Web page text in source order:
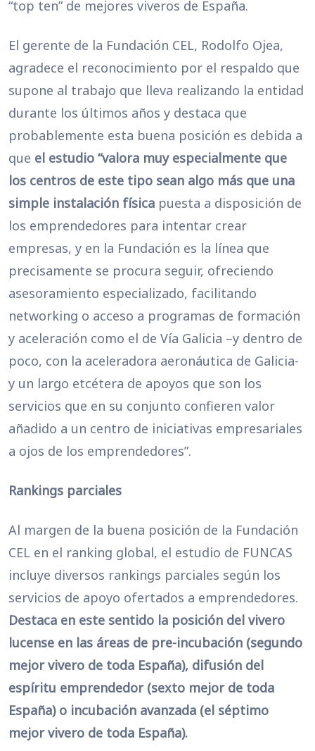
“top ten” de mejores viveros de España.
El gerente de la Fundación CEL, Rodolfo Ojea,
agradece el reconocimiento por el respaldo que
supone al trabajo que lleva realizando la entidad
durante los últimos años y destaca que
probablemente esta buena posición es debida a
que el estudio “valora muy especialmente que
los centros de este tipo sean algo más que una
simple instalación física puesta a disposición de
los emprendedores para intentar crear
empresas, y en la Fundación es la línea que
precisamente se procura seguir, ofreciendo
asesoramiento especializado, facilitando
networking o acceso a programas de formación
y aceleración como el de Vía Galicia –y dentro de
poco, con la aceleradora aeronáutica de Galicia-
y un largo etcétera de apoyos que son los
servicios que en su conjunto confieren valor
añadido a un centro de iniciativas empresariales
a ojos de los emprendedores”.
Rankings parciales
Al margen de la buena posición de la Fundación
CEL en el ranking global, el estudio de FUNCAS
incluye diversos rankings parciales según los
servicios de apoyo ofertados a emprendedores.
Destaca en este sentido la posición del vivero
lucense en las áreas de pre-incubación (segundo
mejor vivero de toda España), difusión del
espíritu emprendedor (sexto mejor de toda
España) o incubación avanzada (el séptimo
mejor vivero de toda España).